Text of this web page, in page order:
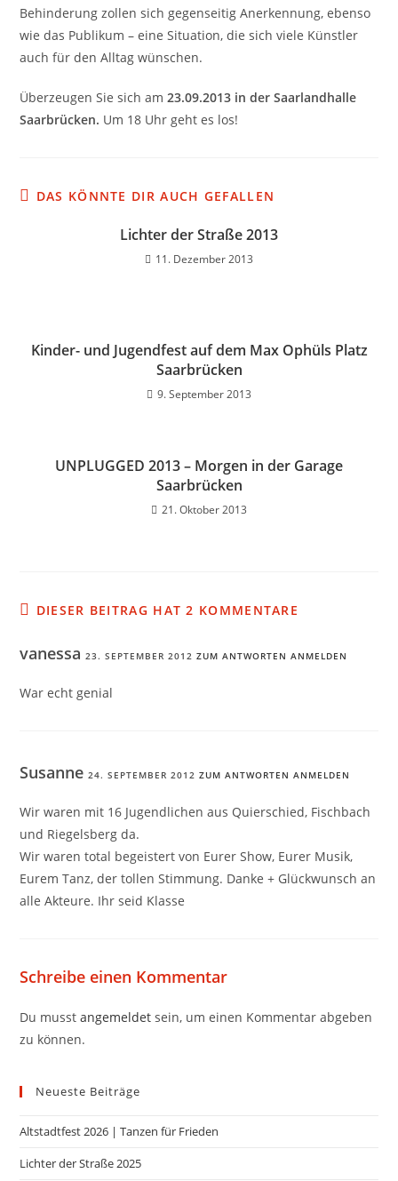
Behinderung zollen sich gegenseitig Anerkennung, ebenso
wie das Publikum – eine Situation, die sich viele Künstler
auch für den Alltag wünschen.
Überzeugen Sie sich am23.09.2013 in der Saarlandhalle
Saarbrücken. Um 18 Uhr geht es los!
DAS KÖNNTE DIR AUCH GEFALLEN
Lichter der Straße 2013
11. Dezember 2013
Kinder- und Jugendfest auf dem Max Ophüls Platz
Saarbrücken
9. September 2013
UNPLUGGED 2013 – Morgen in der Garage
Saarbrücken
21. Oktober 2013
DIESER BEITRAG HAT 2 KOMMENTARE
vanessa23. SEPTEMBER 2012 ZUM ANTWORTEN ANMELDEN
War echt genial
Susanne24. SEPTEMBER 2012 ZUM ANTWORTEN ANMELDEN
Wir waren mit 16 Jugendlichen aus Quierschied, Fischbach
und Riegelsberg da.
Wir waren total begeistert von Eurer Show, Eurer Musik,
Eurem Tanz, der tollen Stimmung. Danke + Glückwunsch an
alle Akteure. Ihr seid Klasse
Schreibe einen Kommentar
Du musstangemeldet sein, um einen Kommentar abgeben
zu können.
Neueste Beiträge
Altstadtfest 2026 | Tanzen für Frieden
Lichter der Straße 2025